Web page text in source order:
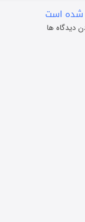
شده است
دیدگاه ها